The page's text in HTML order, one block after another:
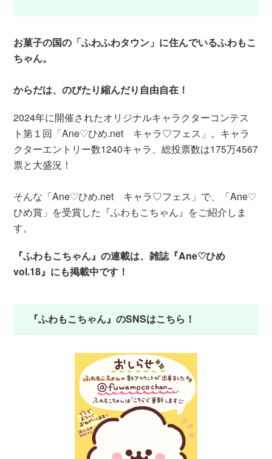
お菓子の国の「ふわふわタウン」に住んでいるふわもこ
ちゃん。
からだは、のびたり縮んだり自由自在！
2024年に開催されたオリジナルキャラクターコンテス
ト第１回「Ane♡ひめ.net キャラ♡フェス」。キャラ
クターエントリー数1240キャラ、総投票数は175万4567
票と大盛況！
そんな「Ane♡ひめ.net キャラ♡フェス」で、「Ane♡
ひめ賞」を受賞した『ふわもこちゃん』をご紹介しま
す。
『ふわもこちゃん』の連載は、雑誌『Ane♡ひめ
vol.18』にも掲載中です！
『ふわもこちゃん』のSNSはこちら！